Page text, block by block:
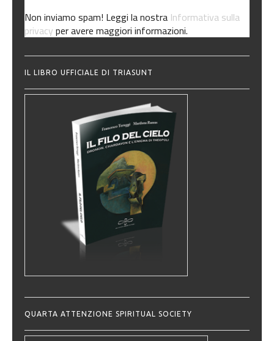
Non inviamo spam! Leggi la nostra Informativa sulla
privacyper avere maggiori informazioni.
IL LIBRO UFFICIALE DI TRIASUNT
QUARTA ATTENZIONE SPIRITUAL SOCIETY